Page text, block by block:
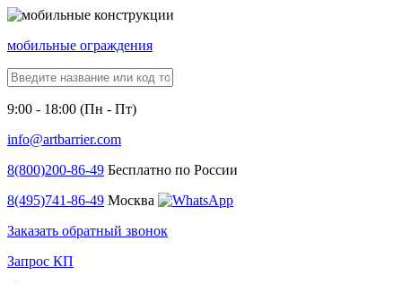
мобильные ограждения
9:00 - 18:00 (Пн - Пт)
info@artbarrier.com
8(800)200-86-49 Бесплатно по России
8(495)741-86-49 Москва
Заказать обратный звонок
Запрос КП